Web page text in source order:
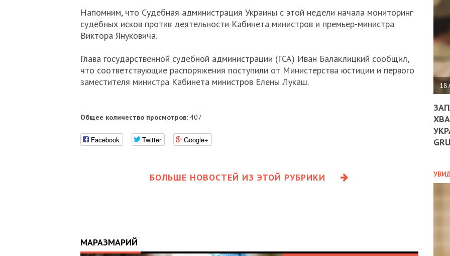
Напомним, что Судебная администрация Украины с этой недели начала мониторинг
судебных исков против деятельности Кабинета министров и премьер-министра
Виктора Януковича.
Глава государственной судебной администрации (ГСА) Иван Балаклицкий сообщил,
что соответствующие распоряжения поступили от Министерства юстиции и первого
заместителя министра Кабинета министров Елены Лукаш.
Общее количество просмотров:407
Facebook Twitter Google+
БОЛЬШЕ НОВОСТЕЙ ИЗ ЭТОЙ РУБРИКИ
МАРАЗМАРИЙ
ДО
ЄС
-